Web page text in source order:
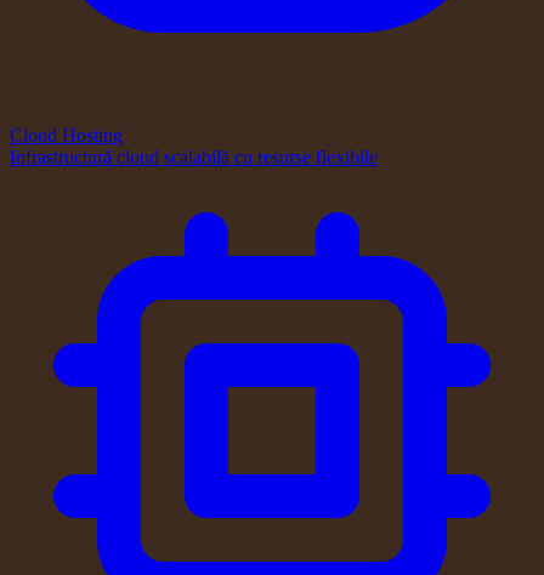
Cloud Hosting
Infrastructură cloud scalabilă cu resurse flexibile